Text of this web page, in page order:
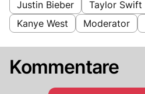
Justin Bieber Taylor Swift
Kanye West
Moderator
Kommentare